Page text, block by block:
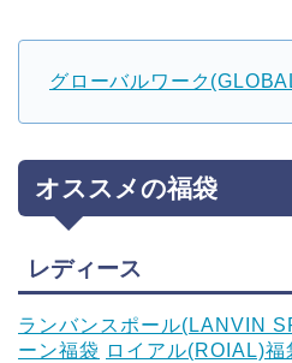
グローバルワーク
オススメの福袋
レディース
ランバンスポール(LANVIN
ーン福袋 ロイアル(ROIAL)福